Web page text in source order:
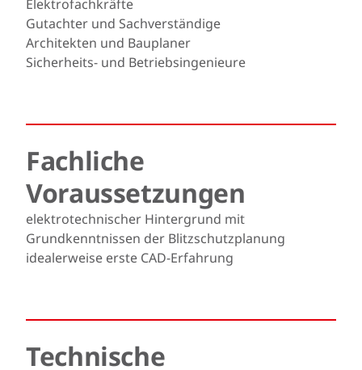
Elektrofachkräfte
Gutachter und Sachverständige
Architekten und Bauplaner
Sicherheits- und Betriebsingenieure
Fachliche
Voraussetzungen
elektrotechnischer Hintergrund mit
Grundkenntnissen der Blitzschutzplanung
idealerweise erste CAD-Erfahrung
Technische